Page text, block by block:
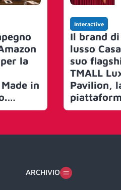
la
in
Interactive
Il brand
lusso
suo
TMALL
Pavilion,
ARCHIVIO